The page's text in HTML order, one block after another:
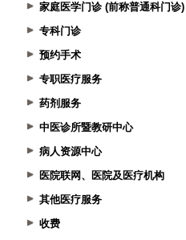
家庭医学门诊 (前称普通科门诊)
专科门诊
预约手术
专职医疗服务
药剂服务
中医诊所暨教研中心
病人资源中心
医院联网、医院及医疗机构
其他医疗服务
收费